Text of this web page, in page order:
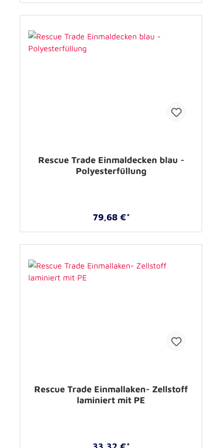
Rescue Trade Einmaldecken blau -
Polyesterfüllung
79,68 €*
Rescue Trade Einmallaken- Zellstoff
laminiert mit PE